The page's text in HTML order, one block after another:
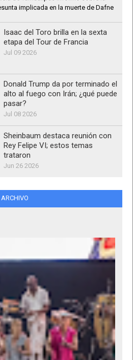
implicada en la muerte de Dafne
Isaac del Toro brilla en la sexta
etapa del Tour de Francia
Jul 09 2026
Donald Trump da por terminado el
alto al fuego con Irán; ¿qué puede
pasar?
Jul 08 2026
Sheinbaum destaca reunión con
Rey Felipe VI; estos temas
trataron
Jun 26 2026
ARCHIVO